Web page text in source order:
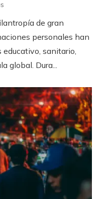
de gran
personales han
sanitario,
global. Dura...